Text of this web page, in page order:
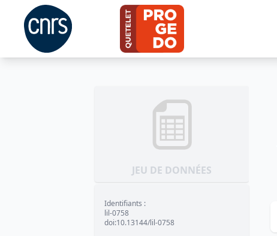
JEU DE DONNÉES
Identifiants :
lil-0758
doi:10.13144/lil-0758